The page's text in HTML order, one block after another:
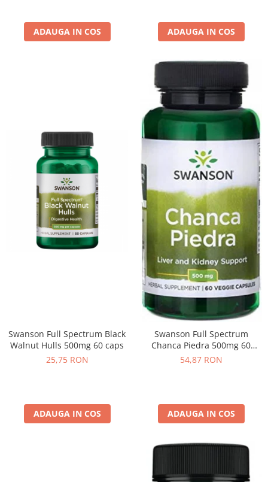
ADAUGA IN COS ADAUGA IN COS
Swanson Full Spectrum Black
Walnut Hulls 500mg 60 caps
25,75 RON
ADAUGA IN COS
Swanson Full Spectrum
Chanca Piedra 500mg 60
vcaps
54,87 RON
ADAUGA IN COS